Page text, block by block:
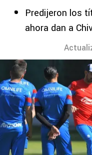
Predijeron los
ahora dan a